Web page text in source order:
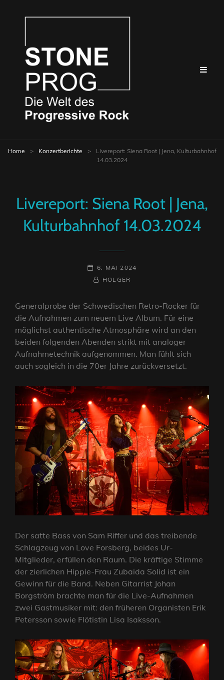
Home > Konzertberichte >
Livereport: Siena Root | Jena, Kulturbahnhof
14.03.2024
Livereport: Siena Root | Jena,
Kulturbahnhof 14.03.2024
POSTED-
ON
6. MAI 2024
BY
BYLINEHOLGER
Generalprobe der Schwedischen Retro-Rocker für
die Aufnahmen zum neuem Live Album. Für eine
möglichst authentische Atmosphäre wird an den
beiden folgenden Abenden strikt mit analoger
Aufnahmetechnik aufgenommen. Man fühlt sich
auch sogleich in die 70er Jahre zurückversetzt.
Der satte Bass von Sam Riffer und das treibende
Schlagzeug von Love Forsberg, beides Ur-
Mitglieder, erfüllen den Raum. Die kräftige Stimme
der zierlichen Hippie-Frau Zubaida Solid ist ein
Gewinn für die Band. Neben Gitarrist Johan
Borgström brachte man für die Live-Aufnahmen
zwei Gastmusiker mit: den früheren Organisten Erik
Petersson sowie Flötistin Lisa Isaksson.